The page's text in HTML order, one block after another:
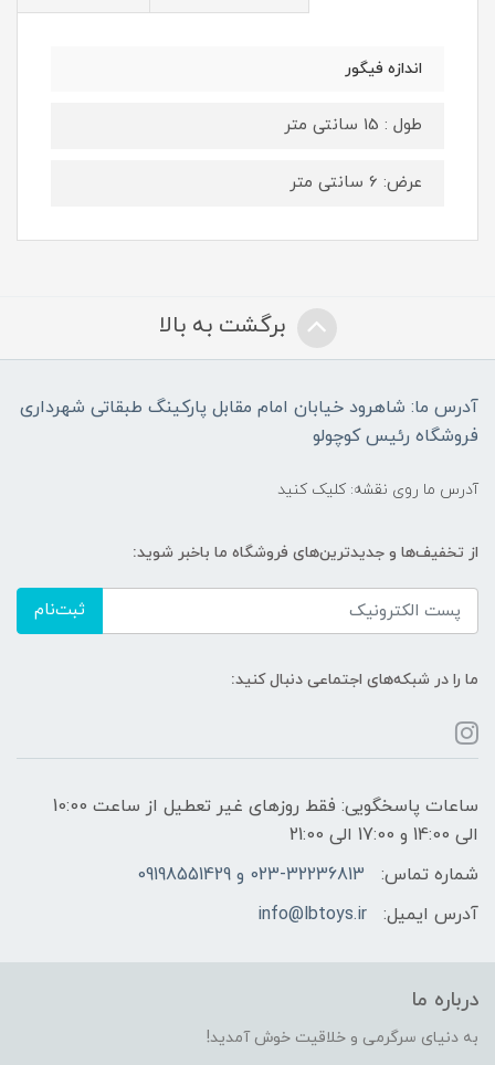
اندازه فیگور
طول : 15 سانتی متر
عرض: 6 سانتی متر
برگشت به بالا
آدرس ما: شاهرود خیابان امام مقابل پارکینگ طبقاتی شهرداری
فروشگاه رئیس کوچولو
آدرس ما روی نقشه: کلیک کنید
از تخفیف‌ها و جدیدترین‌های فروشگاه ما باخبر شوید:
ثبت‌نام
ما را در شبکه‌های اجتماعی دنبال کنید:
ساعات پاسخگویی: فقط روزهای غیر تعطیل از ساعت 10:00
الی 14:00 و 17:00 الی 21:00
شماره تماس:
023-32236813 و 09198551429
آدرس ایمیل:
info@lbtoys.ir
درباره ما
به دنیای سرگرمی و خلاقیت خوش آمدید!